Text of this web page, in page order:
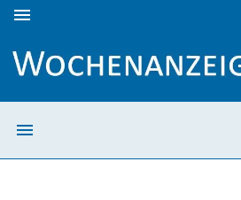
menu
menu